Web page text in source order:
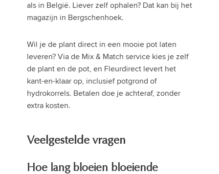
als in België. Liever zelf ophalen? Dat kan bij het
magazijn in Bergschenhoek.
Wil je de plant direct in een mooie pot laten
leveren? Via de Mix & Match service kies je zelf
de plant en de pot, en Fleurdirect levert het
kant-en-klaar op, inclusief potgrond of
hydrokorrels. Betalen doe je achteraf, zonder
extra kosten.
Veelgestelde vragen
Hoe lang bloeien bloeiende